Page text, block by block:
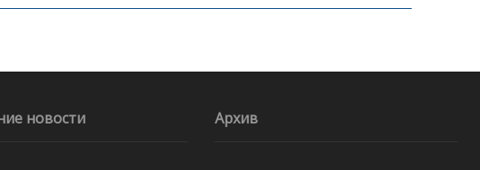
новости Архив